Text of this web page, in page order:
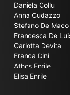
Daniela Collu
Anna Cudazzo
Stefano De Maco
Francesca De
Carlotta Devita
Franca Dini
Athos Enrile
Elisa Enrile